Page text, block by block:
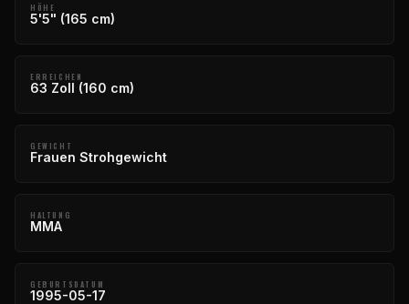
HÖHE
5'5" (165 cm)
ERREICHEN
63 Zoll (160 cm)
GEWICHT
Frauen Strohgewicht
HALTUNG
MMA
GEBURTSDATUM
1995-05-17